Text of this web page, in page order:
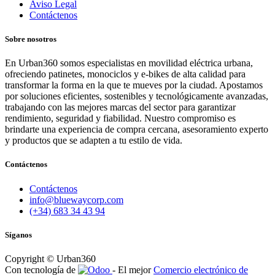
Aviso Legal
Contáctenos
Sobre nosotros
En Urban360 somos especialistas en movilidad eléctrica urbana,
ofreciendo patinetes, monociclos y e-bikes de alta calidad para
transformar la forma en la que te mueves por la ciudad. Apostamos
por soluciones eficientes, sostenibles y tecnológicamente avanzadas,
trabajando con las mejores marcas del sector para garantizar
rendimiento, seguridad y fiabilidad. Nuestro compromiso es
brindarte una experiencia de compra cercana, asesoramiento experto
y productos que se adapten a tu estilo de vida.
Contáctenos
Contáctenos
info@bluewaycorp.com
(+34) 683 34 43 94
Síganos
Copyright © Urban360
Con tecnología de
- El mejorComercio electrónico de